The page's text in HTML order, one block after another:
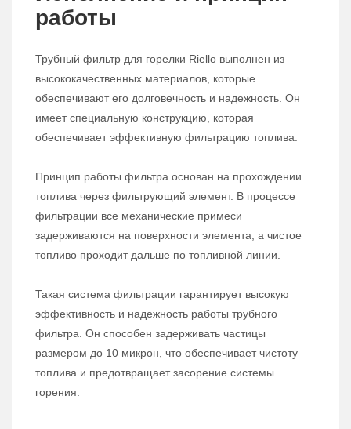
работы
Трубный фильтр для горелки Riello выполнен из
высококачественных материалов, которые
обеспечивают его долговечность и надежность. Он
имеет специальную конструкцию, которая
обеспечивает эффективную фильтрацию топлива.
Принцип работы фильтра основан на прохождении
топлива через фильтрующий элемент. В процессе
фильтрации все механические примеси
задерживаются на поверхности элемента, а чистое
топливо проходит дальше по топливной линии.
Такая система фильтрации гарантирует высокую
эффективность и надежность работы трубного
фильтра. Он способен задерживать частицы
размером до 10 микрон, что обеспечивает чистоту
топлива и предотвращает засорение системы
горения.